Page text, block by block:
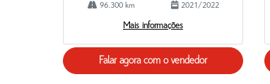
96.300 km 2021/2022
Mais informações
Falar agora com o vendedor